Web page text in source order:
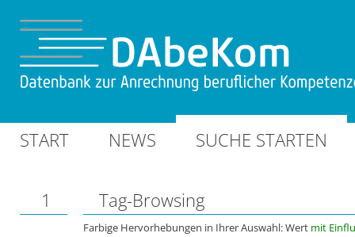
START NEWS SUCHE STARTEN
1 Tag-Browsing
Farbige Hervorhebungen in Ihrer Auswahl: Wert mit